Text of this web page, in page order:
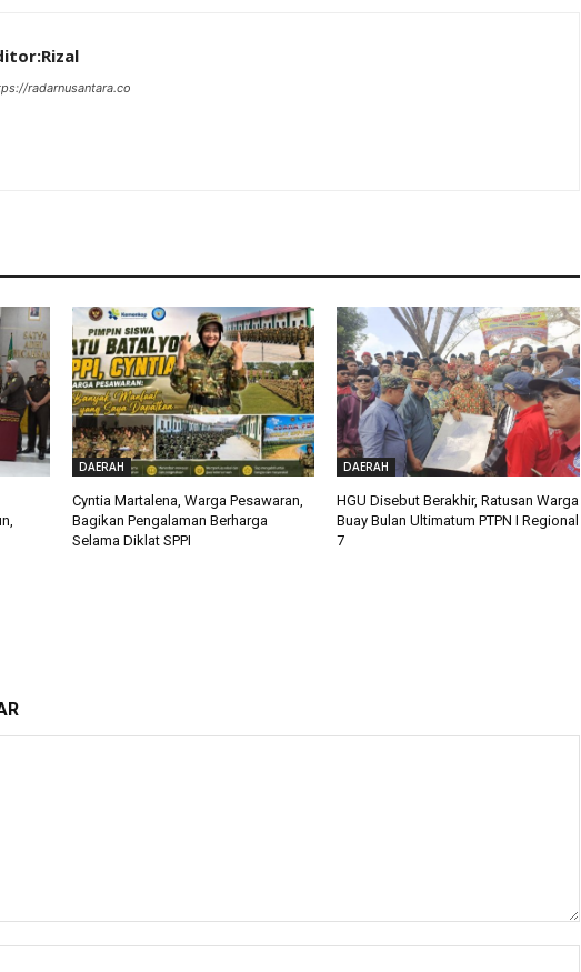
radarnusantara.co
DAERAH
Cyntia Martalena, Warga Pesawaran,
Bagikan Pengalaman Berharga
Selama Diklat SPPI
DAERAH
HGU Disebut Berakhir, Ratusan Warga
Buay Bulan Ultimatum PTPN I Regional
7